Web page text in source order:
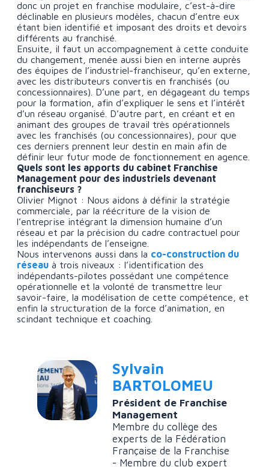
donc un projet en franchise modulaire, c’est-à-dire
déclinable en plusieurs modèles, chacun d’entre eux
étant bien identifié et imposant des droits et devoirs
différents au franchisé.
Ensuite, il faut un accompagnement à cette conduite
du changement, menée aussi bien en interne auprès
des équipes de l’industriel-franchiseur, qu’en externe,
avec les distributeurs convertis en franchisés (ou
concessionnaires). D’une part, en dégageant du temps
pour la formation, afin d’expliquer le sens et l’intérêt
d’un réseau organisé. D’autre part, en créant et en
animant des groupes de travail très opérationnels
avec les franchisés (ou concessionnaires), pour que
ces derniers prennent leur destin en main afin de
définir leur futur mode de fonctionnement en agence.
Quels sont les apports du cabinet Franchise
Management pour des industriels devenant
franchiseurs ?
Olivier Mignot : Nous aidons à définir la stratégie
commerciale, par la réécriture de la vision de
l’entreprise intégrant la dimension humaine d’un
réseau et par la précision du cadre contractuel pour
les indépendants de l’enseigne.
Nous intervenons aussi dans la co-construction du
réseau à trois niveaux : l’identification des
indépendants-pilotes possédant une compétence
opérationnelle et la volonté de transmettre leur
savoir-faire, la modélisation de cette compétence, et
enfin la structuration de la force d’animation, en
scindant technique et coaching.
Sylvain
BARTOLOMEU
Président de Franchise
Management
Membre du collège des
experts de la Fédération
Française de la Franchise
- Membre du club expert